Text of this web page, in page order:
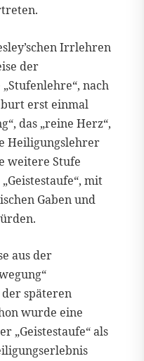
Irrlehren
der
nach
erst einmal
das „reine Herz“,
Heiligungslehrer
weitere Stufe
mit
Gaben und
aus der
späteren
wurde eine
„Geistestaufe“ als